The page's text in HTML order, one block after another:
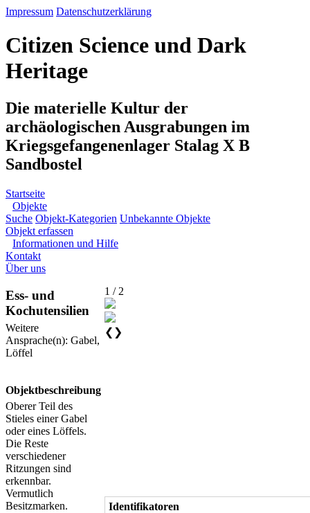
Impressum Datenschutzerklärung
Citizen Science und Dark
Heritage
Die materielle Kultur der
archäologischen Ausgrabungen im
Kriegsgefangenenlager Stalag X B
Sandbostel
Startseite
Objekte
Suche Objekt-Kategorien Unbekannte Objekte
Objekt erfassen
Informationen und Hilfe
Kontakt
Über uns
Ess- und
Kochutensilien
Weitere
Ansprache(n): Gabel,
Löffel
Objektbeschreibung
Oberer Teil des
Stieles einer Gabel
oder eines Löffels.
Die Reste
verschiedener
Ritzungen sind
erkennbar.
Vermutlich
Besitzmarken.
1 / 2
❮ ❯
Identifikatoren